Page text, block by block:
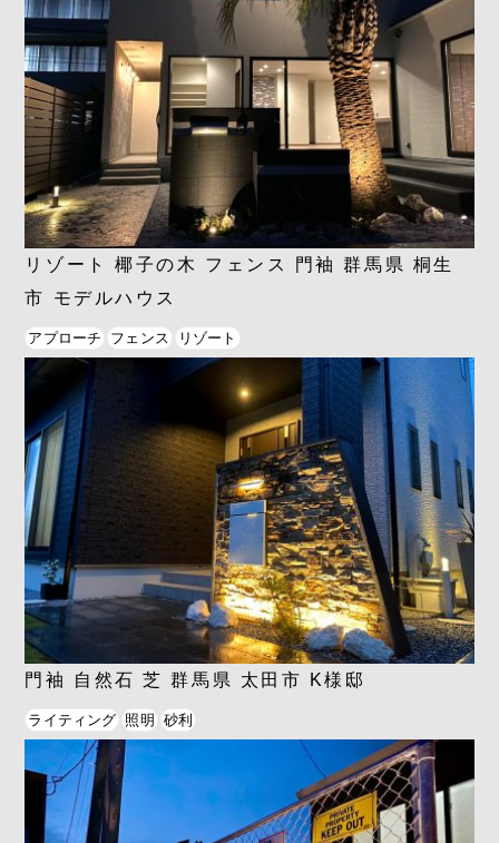
リゾート 椰子の木 フェンス 門袖 群馬県 桐生
市 モデルハウス
アプローチ フェンス リゾート
門袖 自然石 芝 群馬県 太田市 K様邸
ライティング 照明 砂利